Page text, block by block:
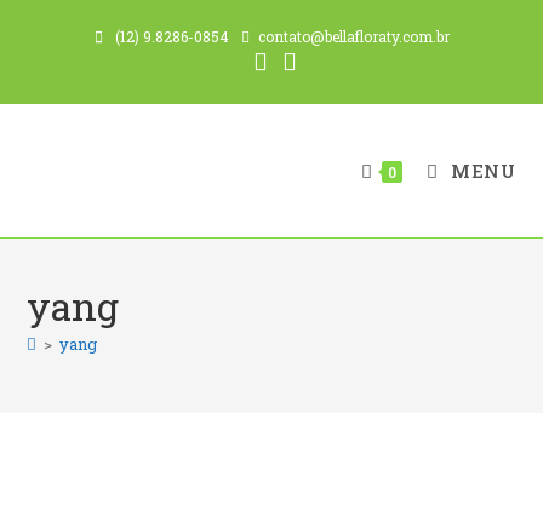
conteúdo
(12) 9.8286-0854 contato@bellafloraty.com.br
0 MENU
yang
> yang